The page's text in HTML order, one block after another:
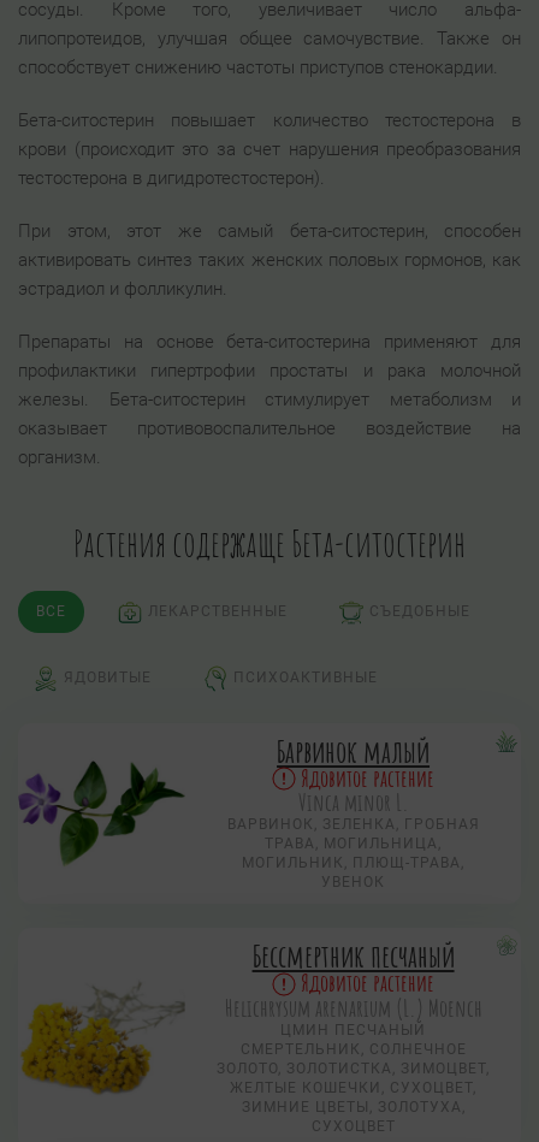
сосуды. Кроме того, увеличивает число альфа-
липопротеидов, улучшая общее самочувствие. Также он
способствует снижению частоты приступов стенокардии.
Бета-ситостерин повышает количество тестостерона в
крови (происходит это за счет нарушения преобразования
тестостерона в дигидротестостерон).
При этом, этот же самый бета-ситостерин, способен
активировать синтез таких женских половых гормонов, как
эстрадиол и фолликулин.
Препараты на основе бета-ситостерина применяют для
профилактики гипертрофии простаты и рака молочной
железы. Бета-ситостерин стимулирует метаболизм и
оказывает противовоспалительное воздействие на
организм.
Растения содержаще Бета-ситостерин
ВСЕ ЛЕКАРСТВЕННЫЕ СЪЕДОБНЫЕ
ЯДОВИТЫЕ ПСИХОАКТИВНЫЕ
Барвинок малый
Ядовитое растение
Vinca minor L.
ВАРВИНОК, ЗЕЛЕНКА, ГРОБНАЯ
ТРАВА, МОГИЛЬНИЦА,
МОГИЛЬНИК, ПЛЮЩ-ТРАВА,
УВЕНОК
Бессмертник песчаный
Ядовитое растение
Helichrysum arenarium (L.) Moench
ЦМИН ПЕСЧАНЫЙ
СМЕРТЕЛЬНИК, СОЛНЕЧНОЕ
ЗОЛОТО, ЗОЛОТИСТКА, ЗИМОЦВЕТ,
ЖЕЛТЫЕ КОШЕЧКИ, СУХОЦВЕТ,
ЗИМНИЕ ЦВЕТЫ, ЗОЛОТУХА,
СУХОЦВЕТ